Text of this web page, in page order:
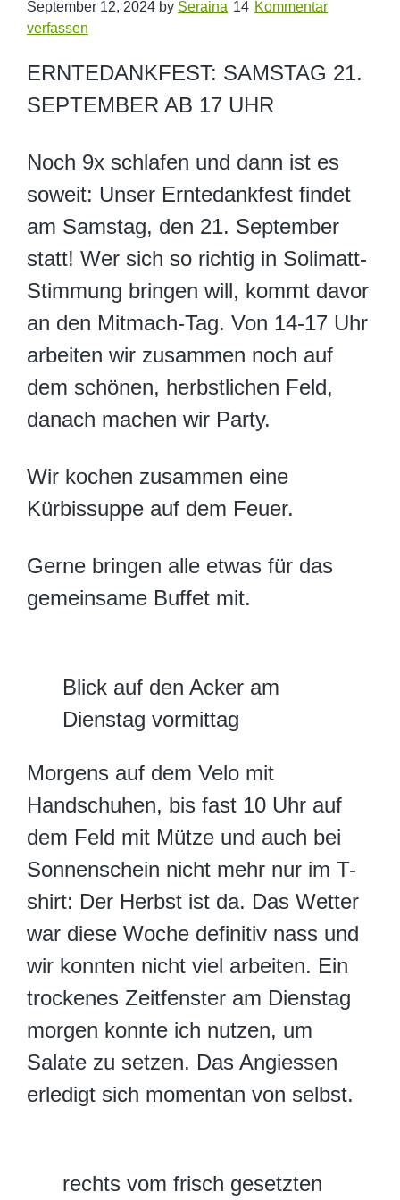
September 12, 2024 by Seraina
Kommentar
verfassen
ERNTEDANKFEST: SAMSTAG 21.
SEPTEMBER AB 17 UHR
Noch 9x schlafen und dann ist es
soweit: Unser Erntedankfest findet
am Samstag, den 21. September
statt! Wer sich so richtig in Solimatt-
Stimmung bringen will, kommt davor
an den Mitmach-Tag. Von 14-17 Uhr
arbeiten wir zusammen noch auf
dem schönen, herbstlichen Feld,
danach machen wir Party.
Wir kochen zusammen eine
Kürbissuppe auf dem Feuer.
Gerne bringen alle etwas für das
gemeinsame Buffet mit.
Blick auf den Acker am
Dienstag vormittag
Morgens auf dem Velo mit
Handschuhen, bis fast 10 Uhr auf
dem Feld mit Mütze und auch bei
Sonnenschein nicht mehr nur im T-
shirt: Der Herbst ist da. Das Wetter
war diese Woche definitiv nass und
wir konnten nicht viel arbeiten. Ein
trockenes Zeitfenster am Dienstag
morgen konnte ich nutzen, um
Salate zu setzen. Das Angiessen
erledigt sich momentan von selbst.
rechts vom frisch gesetzten